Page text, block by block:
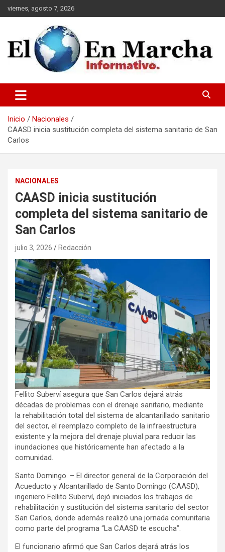
Saltar
al
viernes, agosto 7, 2026
elmundoenmarcha.net
Inicio
Nacionales
CAASD inicia sustitución completa del sistema sanitario de San
Carlos
NACIONALES
CAASD inicia sustitución
completa del sistema sanitario de
San Carlos
julio 3, 2026 Redacción
Fellito Suberví asegura que San Carlos dejará atrás
décadas de problemas con el drenaje sanitario, mediante
la rehabilitación total del sistema de alcantarillado sanitario
del sector, el reemplazo completo de la infraestructura
existente y la mejora del drenaje pluvial para reducir las
inundaciones que históricamente han afectado a la
comunidad.
Santo Domingo. – El director general de la Corporación del
Acueducto y Alcantarillado de Santo Domingo (CAASD),
ingeniero Fellito Suberví, dejó iniciados los trabajos de
rehabilitación y sustitución del sistema sanitario del sector
San Carlos, donde además realizó una jornada comunitaria
como parte del programa “La CAASD te escucha”.
El funcionario afirmó que San Carlos dejará atrás los